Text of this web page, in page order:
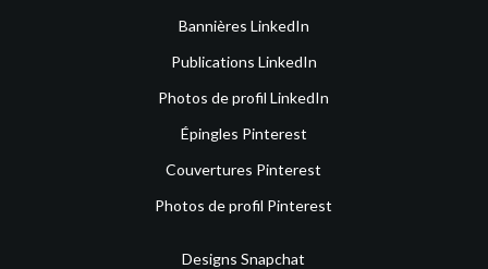
Bannières LinkedIn
Publications LinkedIn
Photos de profil LinkedIn
Épingles Pinterest
Couvertures Pinterest
Photos de profil Pinterest
Designs Snapchat